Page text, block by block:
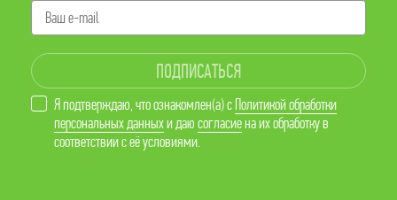
ПОДПИСАТЬСЯ
Я подтверждаю, что ознакомлен(а) с Политикой обработки
персональных данныхи даю согласиена их обработку в
соответствии с её условиями.